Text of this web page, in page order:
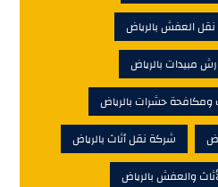
العفش بالرياض
مبيدات بالرياض
حشرات بالرياض
شركة نقل أثاث بالرياض
والعفش بالرياض